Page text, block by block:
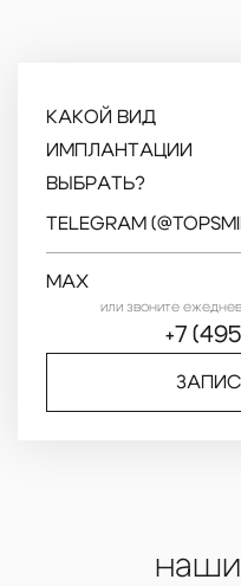
КАКОЙ ВИД
ИМПЛАНТАЦИИ
ВЫБРАТЬ?
TELEGRAM
MAX
или звоните
+7